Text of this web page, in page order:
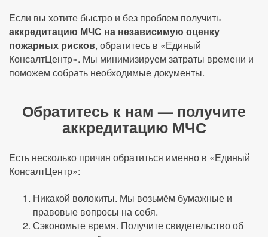
Если вы хотите быстро и без проблем получить
аккредитацию МЧС на независимую оценку
пожарных рисков, обратитесь в «Единый
КонсалтЦентр». Мы минимизируем затраты времени и
поможем собрать необходимые документы.
Обратитесь к нам — получите
аккредитацию МЧС
Есть несколько причин обратиться именно в «Единый
КонсалтЦентр»:
Никакой волокиты. Мы возьмём бумажные и
правовые вопросы на себя.
Сэкономьте время. Получите свидетельство об